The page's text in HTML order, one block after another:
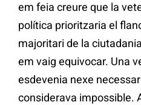
em feia creure que la
política prioritzaria el
majoritari de la
em vaig equivocar. Una
esdevenia nexe
considerava impossible.